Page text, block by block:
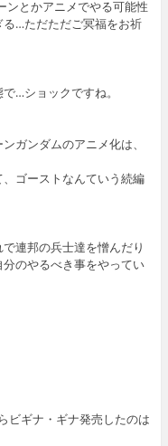
ンとかアニメでやる可能性
…ただただご冥福をお祈
…ショックですね。
ガンダムのアニメ化は、
ゴーストなんていう続編
連邦の兵士達を憎んだり
のやるべき事をやってい
ビギナ・ギナ発売したのは